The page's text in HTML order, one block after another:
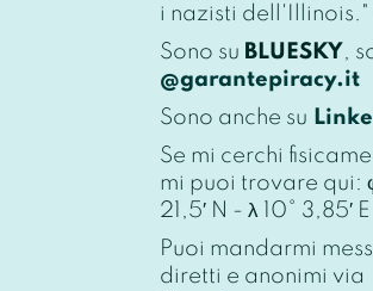
i nazisti dell'Illinois
Sono su BLUESKY,
@garantepiracy.it
Sono anche su
Se mi cerchi
mi puoi trovare qui:
21,5′ N - λ 10° 3,85′ E
Puoi mandarmi
diretti e anonimi via